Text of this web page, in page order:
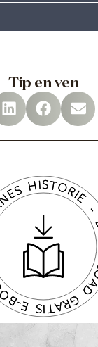
Tip en ven